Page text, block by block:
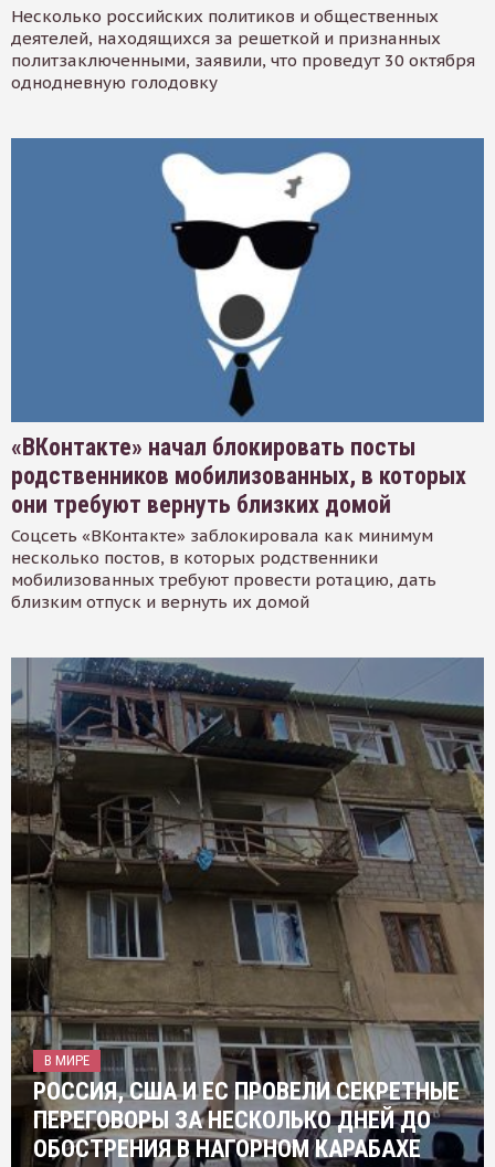
Несколько российских политиков и общественных
деятелей, находящихся за решеткой и признанных
политзаключенными, заявили, что проведут 30 октября
однодневную голодовку
«ВКонтакте» начал блокировать посты
родственников мобилизованных, в которых
они требуют вернуть близких домой
Соцсеть «ВКонтакте» заблокировала как минимум
несколько постов, в которых родственники
мобилизованных требуют провести ротацию, дать
близким отпуск и вернуть их домой
В МИРЕ
РОССИЯ, США И ЕС ПРОВЕЛИ СЕКРЕТНЫЕ
ПЕРЕГОВОРЫ ЗА НЕСКОЛЬКО ДНЕЙ ДО
ОБОСТРЕНИЯ В НАГОРНОМ КАРАБАХЕ